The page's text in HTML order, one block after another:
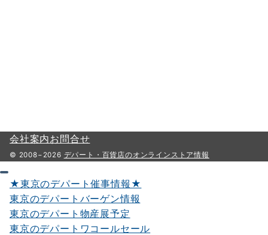
会社案内お問合せ
© 2008−2026 デパート・百貨店のオンラインストア情報
★東京のデパート催事情報★
東京のデパートバーゲン情報
東京のデパート物産展予定
東京のデパートワコールセール